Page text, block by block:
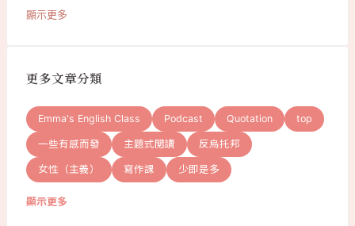
顯示更多
更多文章分類
Emma's English Class Podcast Quotation top
一些有感而發 主題式閱讀 反烏托邦
女性（主義） 寫作課 少即是多
顯示更多